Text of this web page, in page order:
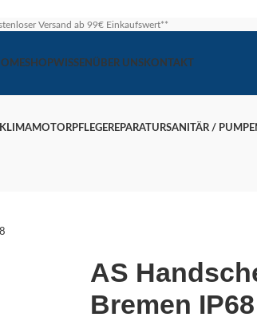
Versand ab 99€ Einkaufswert**
SHOPWISSEN ÜBER UNSKONTAKT
KLIMAMOTORPFLEGEREPARATURSANITÄR /
AS
Bremen IP68